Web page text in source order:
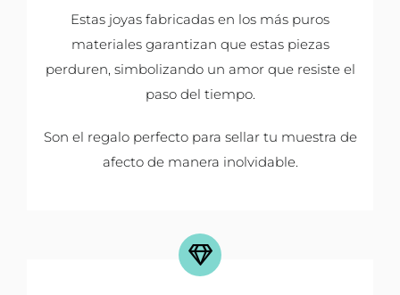
Estas joyas fabricadas en los más puros
materiales garantizan que estas piezas
perduren, simbolizando un amor que resiste el
paso del tiempo.
Son el regalo perfecto para sellar tu muestra de
afecto de manera inolvidable.